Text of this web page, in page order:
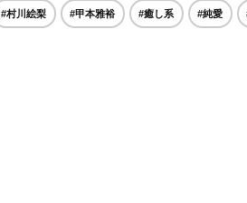
#村川絵梨 #甲本雅裕 #癒し系 #純愛